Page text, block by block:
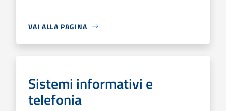
VAI ALLA PAGINA
Sistemi informativi e
telefonia